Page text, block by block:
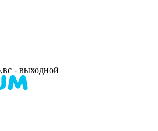
- выходной